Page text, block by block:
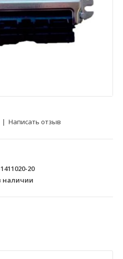
| Написать отзыв
20
наличии